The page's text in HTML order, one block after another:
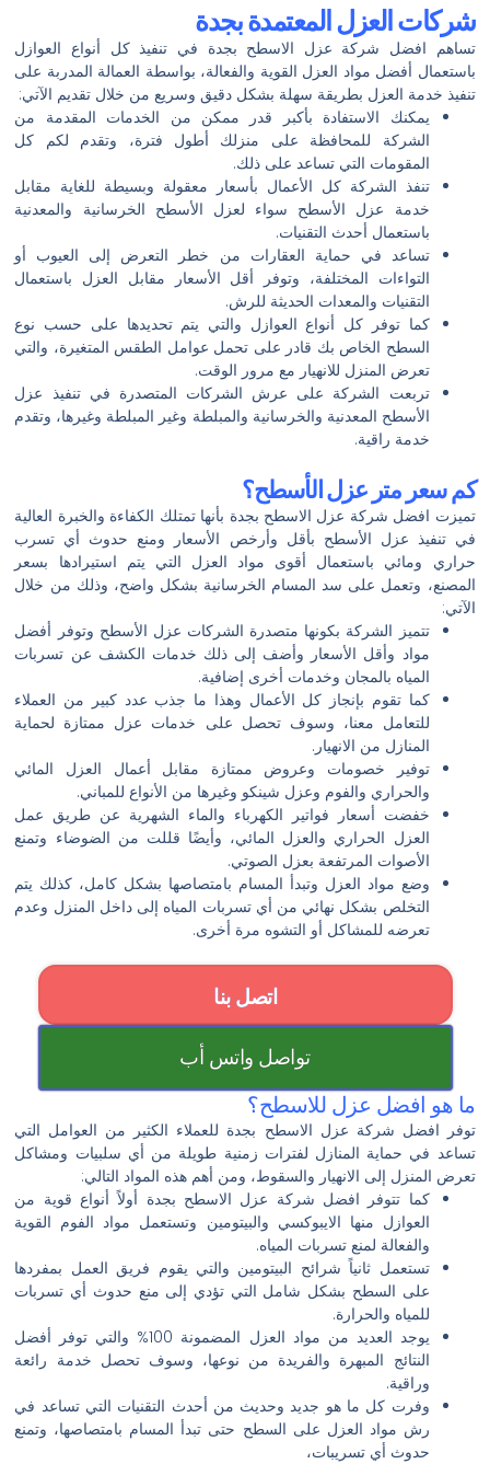
شركات العزل المعتمدة بجدة
تساهم افضل شركة عزل الاسطح بجدة في تنفيذ كل أنواع العوازل
باستعمال أفضل مواد العزل القوية والفعالة، بواسطة العمالة المدربة على
تنفيذ خدمة العزل بطريقة سهلة بشكل دقيق وسريع من خلال تقديم الآتي:
يمكنك الاستفادة بأكبر قدر ممكن من الخدمات المقدمة من
الشركة للمحافظة على منزلك أطول فترة، وتقدم لكم كل
المقومات التي تساعد على ذلك.
تنفذ الشركة كل الأعمال بأسعار معقولة وبسيطة للغاية مقابل
خدمة عزل الأسطح سواء لعزل الأسطح الخرسانية والمعدنية
باستعمال أحدث التقنيات.
تساعد في حماية العقارات من خطر التعرض إلى العيوب أو
التواءات المختلفة، وتوفر أقل الأسعار مقابل العزل باستعمال
التقنيات والمعدات الحديثة للرش.
كما توفر كل أنواع العوازل والتي يتم تحديدها على حسب نوع
السطح الخاص بك قادر على تحمل عوامل الطقس المتغيرة، والتي
تعرض المنزل للانهيار مع مرور الوقت.
تربعت الشركة على عرش الشركات المتصدرة في تنفيذ عزل
الأسطح المعدنية والخرسانية والمبلطة وغير المبلطة وغيرها، وتقدم
خدمة راقية.
كم سعر متر عزل الأسطح؟
تميزت افضل شركة عزل الاسطح بجدة بأنها تمتلك الكفاءة والخبرة العالية
في تنفيذ عزل الأسطح بأقل وأرخص الأسعار ومنع حدوث أي تسرب
حراري ومائي باستعمال أقوى مواد العزل التي يتم استيرادها بسعر
المصنع، وتعمل على سد المسام الخرسانية بشكل واضح، وذلك من خلال
الآتي:
تتميز الشركة بكونها متصدرة الشركات عزل الأسطح وتوفر أفضل
مواد وأقل الأسعار وأضف إلى ذلك خدمات الكشف عن تسربات
المياه بالمجان وخدمات أخرى إضافية.
كما تقوم بإنجاز كل الأعمال وهذا ما جذب عدد كبير من العملاء
للتعامل معنا، وسوف تحصل على خدمات عزل ممتازة لحماية
المنازل من الانهيار.
توفير خصومات وعروض ممتازة مقابل أعمال العزل المائي
والحراري والفوم وعزل شينكو وغيرها من الأنواع للمباني.
خفضت أسعار فواتير الكهرباء والماء الشهرية عن طريق عمل
العزل الحراري والعزل المائي، وأيضًا قللت من الضوضاء وتمنع
الأصوات المرتفعة بعزل الصوتي.
وضع مواد العزل وتبدأ المسام بامتصاصها بشكل كامل، كذلك يتم
التخلص بشكل نهائي من أي تسربات المياه إلى داخل المنزل وعدم
تعرضه للمشاكل أو التشوه مرة أخرى.
اتصل بنا
تواصل واتس أب
ما هو افضل عزل للاسطح؟
توفر افضل شركة عزل الاسطح بجدة للعملاء الكثير من العوامل التي
تساعد في حماية المنازل لفترات زمنية طويلة من أي سلبيات ومشاكل
تعرض المنزل إلى الانهيار والسقوط، ومن أهم هذه المواد التالي:
كما تتوفر افضل شركة عزل الاسطح بجدة أولاً أنواع قوية من
العوازل منها الايبوكسي والبيتومين وتستعمل مواد الفوم القوية
والفعالة لمنع تسربات المياه.
تستعمل ثانياً شرائح البيتومين والتي يقوم فريق العمل بمفردها
على السطح بشكل شامل التي تؤدي إلى منع حدوث أي تسربات
للمياه والحرارة.
يوجد العديد من مواد العزل المضمونة 100% والتي توفر أفضل
النتائج المبهرة والفريدة من نوعها، وسوف تحصل خدمة رائعة
وراقية.
وفرت كل ما هو جديد وحديث من أحدث التقنيات التي تساعد في
رش مواد العزل على السطح حتى تبدأ المسام بامتصاصها، وتمنع
حدوث أي تسريبات،